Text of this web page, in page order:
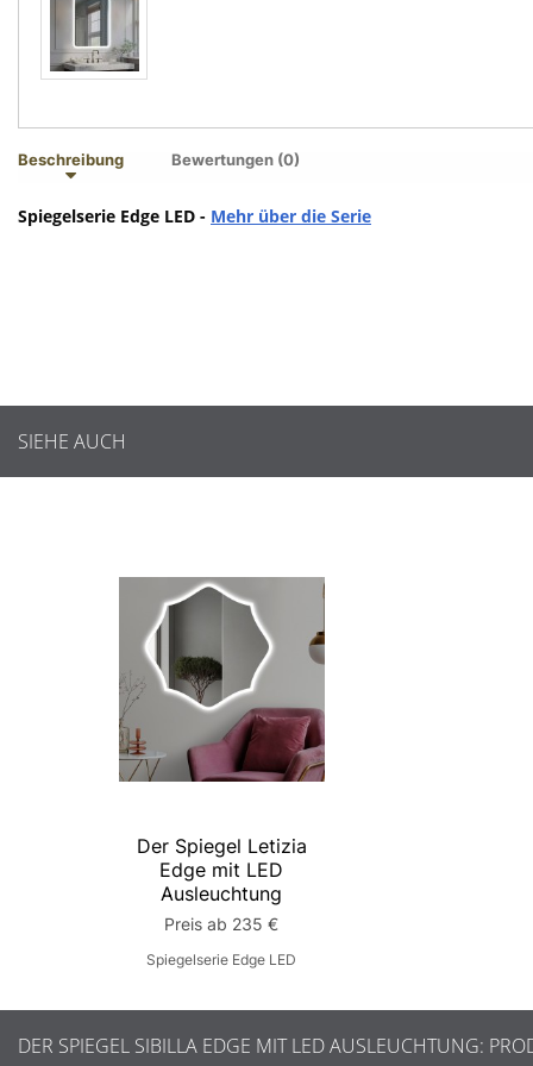
Beschreibung Bewertungen (0)
Spiegelserie Edge LED - Mehr über die Serie
SIEHE AUCH
Der Spiegel Letizia
Edge mit LED
Ausleuchtung
Preis ab 235 €
Spiegelserie Edge LED
DER SPIEGEL SIBILLA EDGE MIT LED AUSLEUCHTUNG: